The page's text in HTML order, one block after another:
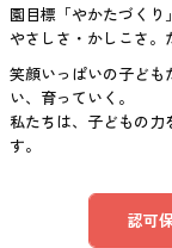
園目標「やかたづくり」
やさしさ・かしこさ。
笑顔いっぱいの子ども
い、育っていく。
私たちは、子どもの力
す。
認可